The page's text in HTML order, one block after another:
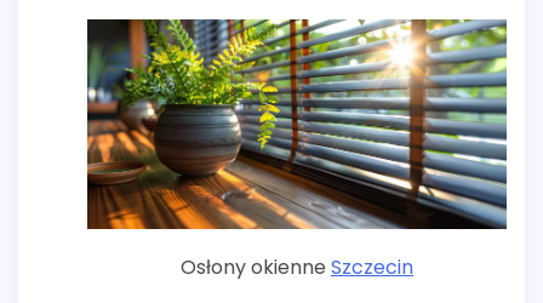
Osłony okienne Szczecin